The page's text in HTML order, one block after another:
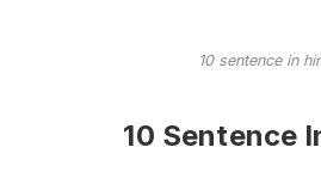
10 sentence in
10 Sentence